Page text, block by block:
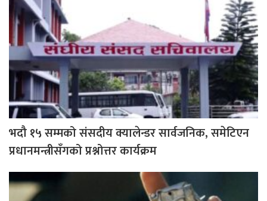
भदौ १५ सम्मको संसदीय क्यालेन्डर सार्वजनिक, समेटिएन
प्रधानमन्त्रीसँगको प्रश्नोत्तर कार्यक्रम